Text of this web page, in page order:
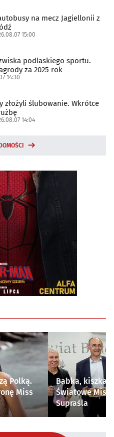
na mecz Jagiellonii z
15:00
podlaskiego sportu.
za 2025 rok
14:30
złożyli ślubowanie. Wkrótce
14:04
Polką.
Miss
Babka, kiszka i
Światowe
Supraśla